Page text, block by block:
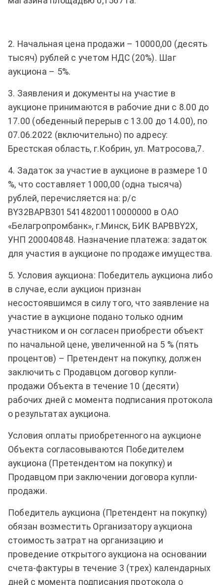
2. Начальная цена продажи – 10000,00 (десять
тысяч) рублей с учетом НДС (20%). Шаг
аукциона – 5%.
3. Заявления и документы на участие в
аукционе принимаются в рабочие дни с 8.00 до
17.00 (обеденный перерыв с 13.00 до 14.00), по
07.06.2022 (включительно) по адресу:
Брестская область, г.Кобрин, ул. Матросова,7.
4. Задаток за участие в аукционе в размере 10
%, что составляет 1000,00 (одна тысяча)
рублей, перечисляется на: р/с
BY32BAPB30154148200110000000 в ОАО
«Белагропромбанк», г.Минск, БИК BAPBBY2Х,
УНП 200040848. Назначение платежа: задаток
для участия в аукционе по продаже имущества.
5. Условия аукциона: Победитель аукциона либо
в случае, если аукцион признан
несостоявшимся в силу того, что заявление на
участие в аукционе подано только одним
участником и он согласен приобрести объект
по начальной цене, увеличенной на 5 % (пять
процентов) – Претендент на покупку, должен
заключить с Продавцом договор купли-
продажи Объекта в течение 10 (десяти)
рабочих дней с момента подписания протокола
о результатах аукциона.
Условия оплаты приобретенного на аукционе
Объекта согласовываются Победителем
аукциона (Претендентом на покупку) и
Продавцом при заключении договора купли-
продажи.
Победитель аукциона (Претендент на покупку)
обязан возместить Организатору аукциона
стоимость затрат на организацию и
проведение открытого аукциона на основании
счета-фактуры в течение 3 (трех) календарных
дней с момента подписания протокола о